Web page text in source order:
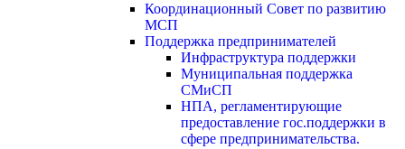
Координационный Совет по развитию
МСП
Поддержка предпринимателей
Инфраструктура поддержки
Муниципальная поддержка
СМиСП
НПА, регламентирующие
предоставление гос.поддержки в
сфере предпринимательства.